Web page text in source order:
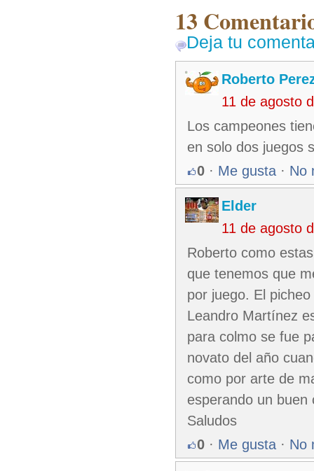
13
Deja tu
Roberto
11 de agosto
Los campeones
en solo dos juegos
0 · Me gusta · No
Elder
11 de agosto
Roberto como
que tenemos que
por juego. El
Leandro Martínez
para colmo se fue
novato del año
como por arte de
esperando un
Saludos
0 · Me gusta · No